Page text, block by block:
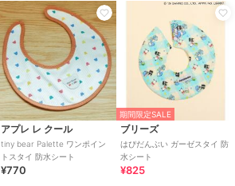
アプレ レ クール
tiny bear Palette ワンポイン
トスタイ 防水シート
¥770
期間限定SALE
ブリーズ
はぴだんぶい ガーゼスタイ 防
水シート
¥825